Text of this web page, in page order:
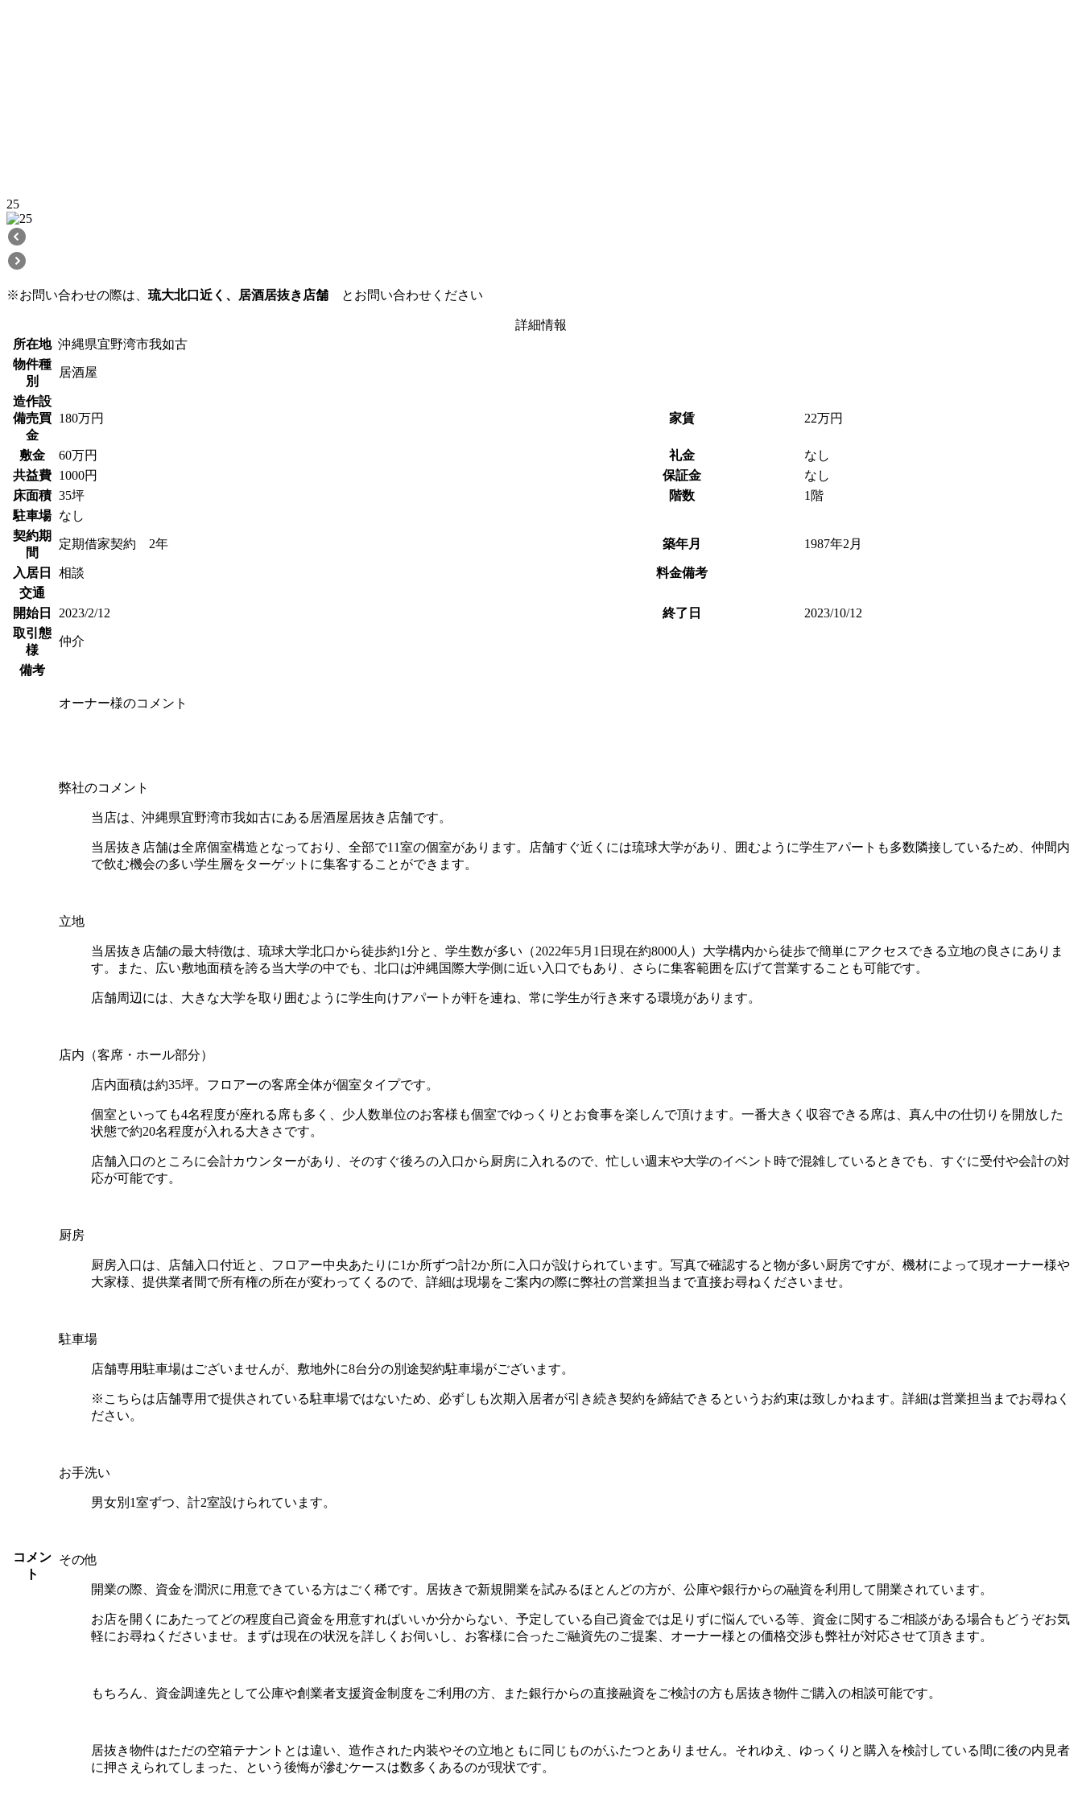
25
※お問い合わせの際は、 琉大北口近く、居酒居抜き店舗 とお問い合わせください
詳細情報
所在地 沖縄県宜野湾市我如古
物件種
別
居酒屋
造作設
備売買
金
180万円 家賃 22万円
敷金 60万円 礼金
なし
共益費 1000円 保証金
なし
床面積 35坪 階数
1階
駐車場 なし
契約期
間
定期借家契約 2年 築年月 1987年2月
入居日 相談
料金備考
交通
開始日
2023/2/12 終了日
2023/10/12
取引態
様
仲介
備考
コメン
ト
オーナー様のコメント
弊社のコメント
当店は、沖縄県宜野湾市我如古にある居酒屋居抜き店舗です。
当居抜き店舗は全席個室構造となっており、全部で11室の個室があります。店舗すぐ近くには琉球大学があり、囲むように学生アパートも多数隣接しているため、仲間内
で飲む機会の多い学生層をターゲットに集客することができます。
立地
当居抜き店舗の最大特徴は、琉球大学北口から徒歩約1分と、学生数が多い（2022年5月1日現在約8000人）大学構内から徒歩で簡単にアクセスできる立地の良さにありま
す。また、広い敷地面積を誇る当大学の中でも、北口は沖縄国際大学側に近い入口でもあり、さらに集客範囲を広げて営業することも可能です。
店舗周辺には、大きな大学を取り囲むように学生向けアパートが軒を連ね、常に学生が行き来する環境があります。
店内（客席・ホール部分）
店内面積は約35坪。フロアーの客席全体が個室タイプです。
個室といっても4名程度が座れる席も多く、少人数単位のお客様も個室でゆっくりとお食事を楽しんで頂けます。一番大きく収容できる席は、真ん中の仕切りを開放した
状態で約20名程度が入れる大きさです。
店舗入口のところに会計カウンターがあり、そのすぐ後ろの入口から厨房に入れるので、忙しい週末や大学のイベント時で混雑しているときでも、すぐに受付や会計の対
応が可能です。
厨房
厨房入口は、店舗入口付近と、フロアー中央あたりに1か所ずつ計2か所に入口が設けられています。写真で確認すると物が多い厨房ですが、機材によって現オーナー様や
大家様、提供業者間で所有権の所在が変わってくるので、詳細は現場をご案内の際に弊社の営業担当まで直接お尋ねくださいませ。
駐車場
店舗専用駐車場はございませんが、敷地外に8台分の別途契約駐車場がございます。
※こちらは店舗専用で提供されている駐車場ではないため、必ずしも次期入居者が引き続き契約を締結できるというお約束は致しかねます。詳細は営業担当までお尋ねく
ださい。
お手洗い
男女別1室ずつ、計2室設けられています。
その他
開業の際、資金を潤沢に用意できている方はごく稀です。居抜きで新規開業を試みるほとんどの方が、公庫や銀行からの融資を利用して開業されています。
お店を開くにあたってどの程度自己資金を用意すればいいか分からない、予定している自己資金では足りずに悩んでいる等、資金に関するご相談がある場合もどうぞお気
軽にお尋ねくださいませ。まずは現在の状況を詳しくお伺いし、お客様に合ったご融資先のご提案、オーナー様との価格交渉も弊社が対応させて頂きます。
もちろん、資金調達先として公庫や創業者支援資金制度をご利用の方、また銀行からの直接融資をご検討の方も居抜き物件ご購入の相談可能です。
居抜き物件はただの空箱テナントとは違い、造作された内装やその立地ともに同じものがふたつとありません。それゆえ、ゆっくりと購入を検討している間に後の内見者
に押さえられてしまった、という後悔が滲むケースは数多くあるのが現状です。